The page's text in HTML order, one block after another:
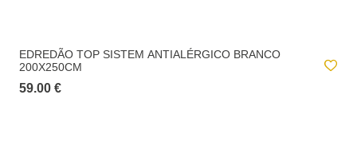
EDREDÃO TOP SISTEM ANTIALÉRGICO BRANCO
200X250CM
59.00 €